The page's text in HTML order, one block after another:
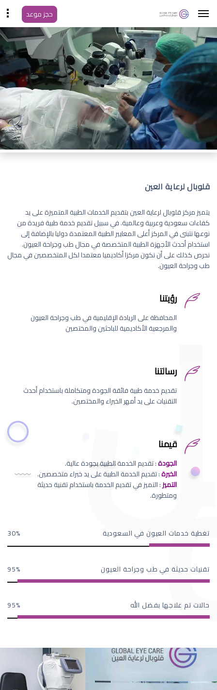
حجز موعد
قلوبال لرعاية العين
يتميز مركز قلوبال لرعاية العين بتقديم الخدمات الطبية المتميزة على يد
كفاءات سعودية وعربية وعالمية. في سبيل تقديم خدمة طبية فريدة من
نوعها نتبنى في المركز أعلى المعايير الطبية المعتمدة دوليا بالإضافة إلى
استخدام أحدث الأجهزة الطبية المتخصصة في مجال طب وجراحة العيون.
نحرص كذلك على أن نكون مركزا أكاديميا معتمدا لكل المتخصصين في مجال
طب وجراحة العيون.
رؤيتنا
المحافظة على الريادة الإقليمية في طب وجراحة العيون
والمرجعية الأكاديمية للباحثين والمختصين
رسالتنا
تقديم خدمة طبية فائقة الجودة ومتكاملة باستخدام أحدث
التقنيات على يد أمهر الخبراء والمختصين.
قيمنا
الجودة: تقديم الخدمة الطبية بجودة عالية.
الخبرة: تقديم الخدمة الطبية على يد خبراء متخصصين.
التميز: التميز في تقديم الخدمة باستخدام تقنية حديثة
ومتطورة.
تغطية خدمات العيون في السعودية 30
تقنيات حديثة في طب وجراحة العيون 95
حالات تم علاجها بفضل الله 95